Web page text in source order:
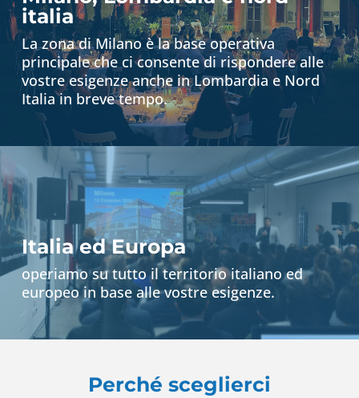
italia
La zona di Milano è la base operativa
principale che ci consente di rispondere alle
vostre esigenze anche in Lombardia e Nord
Italia in breve tempo.
Italia ed Europa
operiamo su tutto il territorio italiano ed
europeo in base alle vostre esigenze.
Perché sceglierci